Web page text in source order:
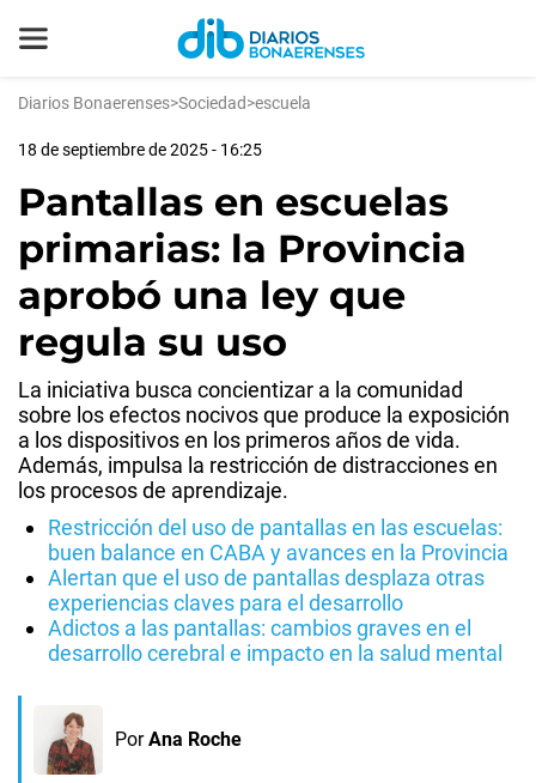
Diarios Bonaerenses>Sociedad>escuela
18 de septiembre de 2025 - 16:25
Pantallas en escuelas
primarias: la Provincia
aprobó una ley que
regula su uso
La iniciativa busca concientizar a la comunidad
sobre los efectos nocivos que produce la exposición
a los dispositivos en los primeros años de vida.
Además, impulsa la restricción de distracciones en
los procesos de aprendizaje.
Restricción del uso de pantallas en las escuelas:
buen balance en CABA y avances en la Provincia
Alertan que el uso de pantallas desplaza otras
experiencias claves para el desarrollo
Adictos a las pantallas: cambios graves en el
desarrollo cerebral e impacto en la salud mental
Por Ana Roche